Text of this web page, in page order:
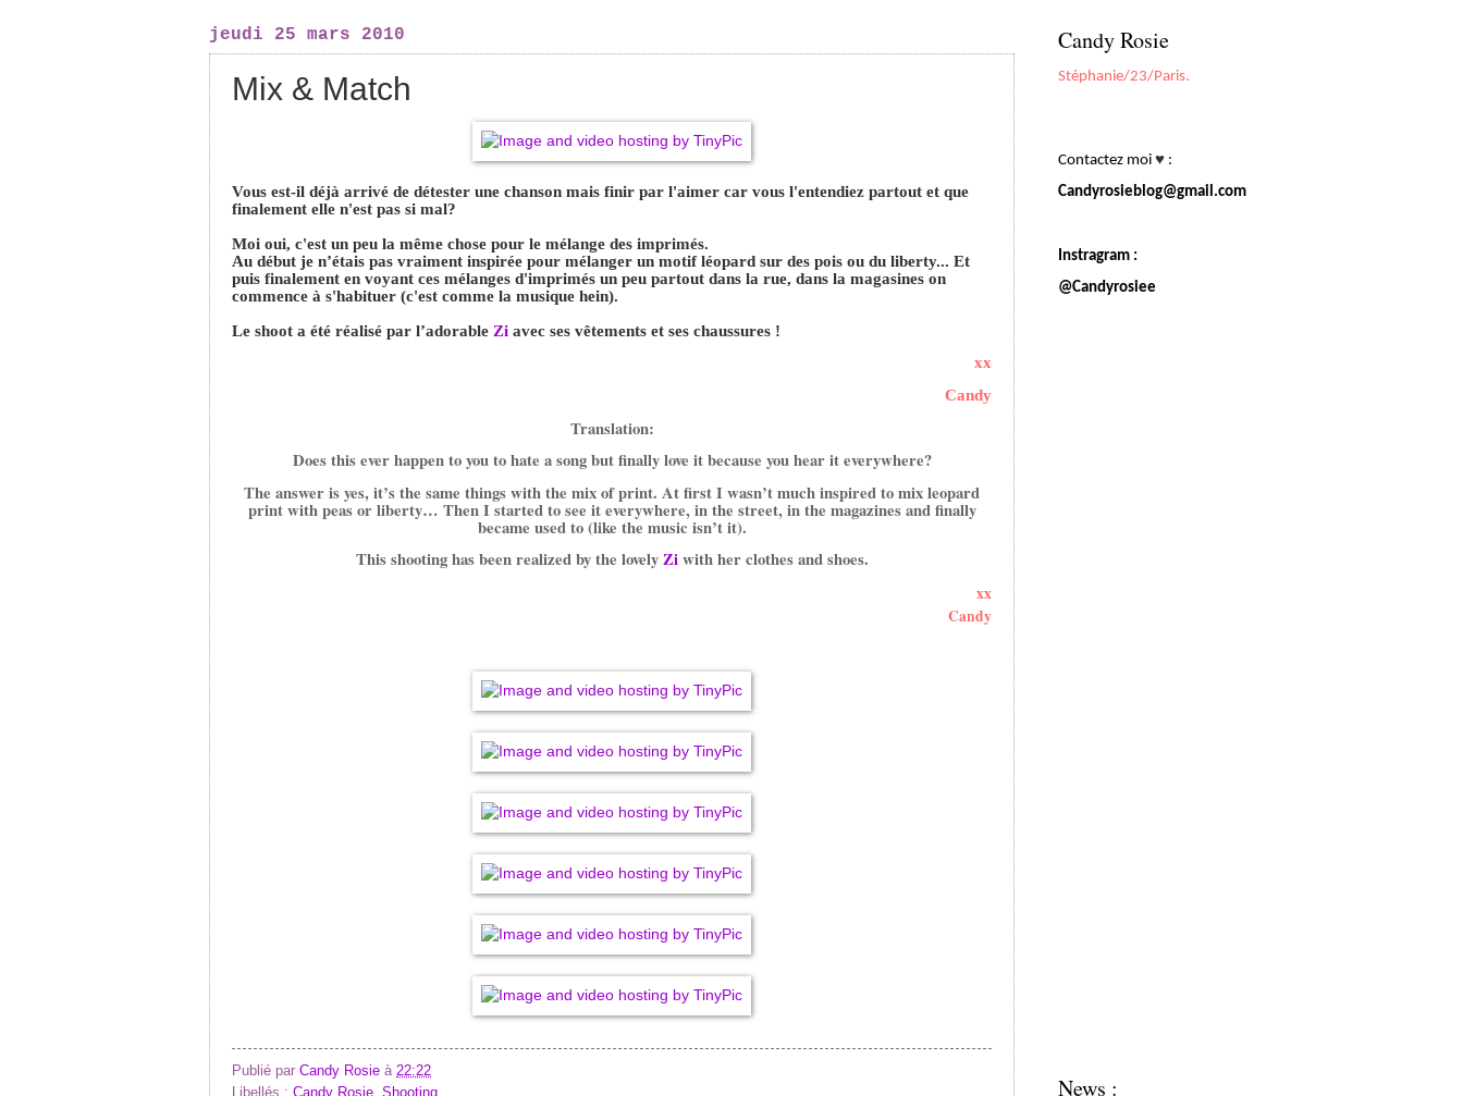
jeudi 25 mars 2010
Mix & Match
Vous est-il déjà arrivé de détester une chanson mais finir par l'aimer car vous l'entendiez partout et que
finalement elle n'est pas si mal?
Moi oui, c'est un peu la même chose pour le mélange des imprimés.
Au début je n’étais pas vraiment inspirée pour mélanger un motif léopard sur des pois ou du liberty... Et
puis finalement en voyant ces mélanges d'imprimés un peu partout dans la rue, dans la magasines on
commence à s'habituer (c'est comme la musique hein).
Le shoot a été réalisé par l’adorable Zi avec ses vêtements et ses chaussures !
xx
Candy
Translation:
Does this ever happen to you to hate a song but finally love it because you hear it everywhere?
The answer is yes, it’s the same things with the mix of print. At first I wasn’t much inspired to mix leopard
print with peas or liberty… Then I started to see it everywhere, in the street, in the magazines and finally
became used to (like the music isn’t it).
This shooting has been realized by the lovelyZiwith her clothes and shoes.
xx
Candy
Publié par Candy Rosie à 22:22
Libellés : Candy Rosie, Shooting
Candy Rosie
Stéphanie/23/Paris.
Contactez moi ♥ :
Candyrosieblog@gmail.com
Instragram :
@Candyrosiee
News :